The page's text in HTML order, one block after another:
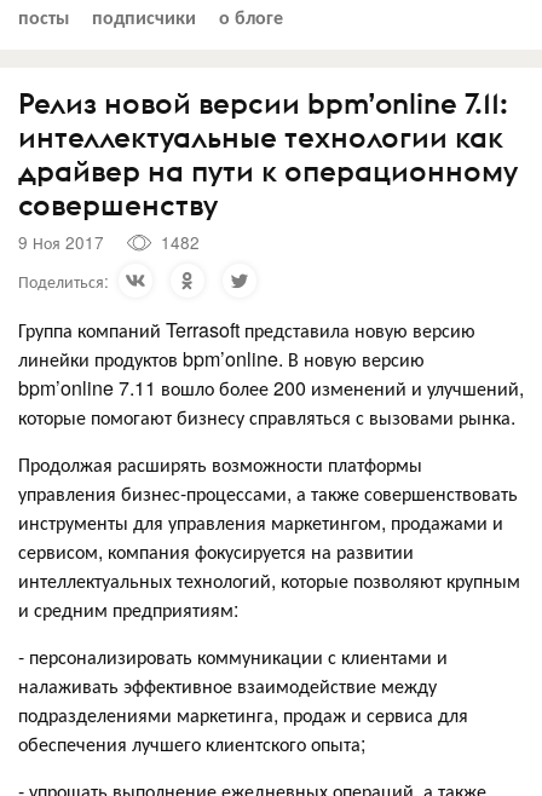
посты подписчики о блоге
Релиз новой версии bpm’online 7.11:
интеллектуальные технологии как
драйвер на пути к операционному
совершенству
9 Ноя 2017
1482
Поделиться:
Группа компаний Terrasoft представила новую версию
линейки продуктов bpm’online. В новую версию
bpm’online 7.11 вошло более 200 изменений и улучшений,
которые помогают бизнесу справляться с вызовами рынка.
Продолжая расширять возможности платформы
управления бизнес-процессами, а также совершенствовать
инструменты для управления маркетингом, продажами и
сервисом, компания фокусируется на развитии
интеллектуальных технологий, которые позволяют крупным
и средним предприятиям:
- персонализировать коммуникации с клиентами и
налаживать эффективное взаимодействие между
подразделениями маркетинга, продаж и сервиса для
обеспечения лучшего клиентского опыта;
- упрощать выполнение ежедневных операций, а также